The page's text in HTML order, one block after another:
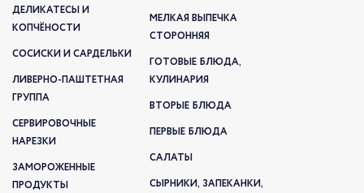
ДЕЛИКАТЕСЫ И
КОПЧЁНОСТИ
СОСИСКИ И САРДЕЛЬКИ
ЛИВЕРНО-ПАШТЕТНАЯ
ГРУППА
СЕРВИРОВОЧНЫЕ
НАРЕЗКИ
ЗАМОРОЖЕННЫЕ
ПРОДУКТЫ
МЕЛКАЯ ВЫПЕЧКА
СТОРОННЯЯ
ГОТОВЫЕ БЛЮДА,
КУЛИНАРИЯ
ВТОРЫЕ БЛЮДА
ПЕРВЫЕ БЛЮДА
САЛАТЫ
СЫРНИКИ, ЗАПЕКАНКИ,